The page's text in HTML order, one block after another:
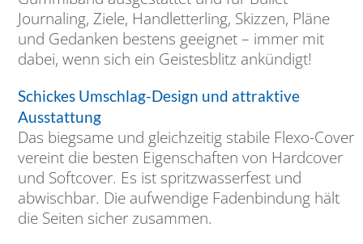
Journaling, Ziele, Handletterling, Skizzen, Pläne
und Gedanken bestens geeignet – immer mit
dabei, wenn sich ein Geistesblitz ankündigt!
Schickes Umschlag-Design und attraktive
Ausstattung
Das biegsame und gleichzeitig stabile Flexo-Cover
vereint die besten Eigenschaften von Hardcover
und Softcover. Es ist spritzwasserfest und
abwischbar. Die aufwendige Fadenbindung hält
die Seiten sicher zusammen.